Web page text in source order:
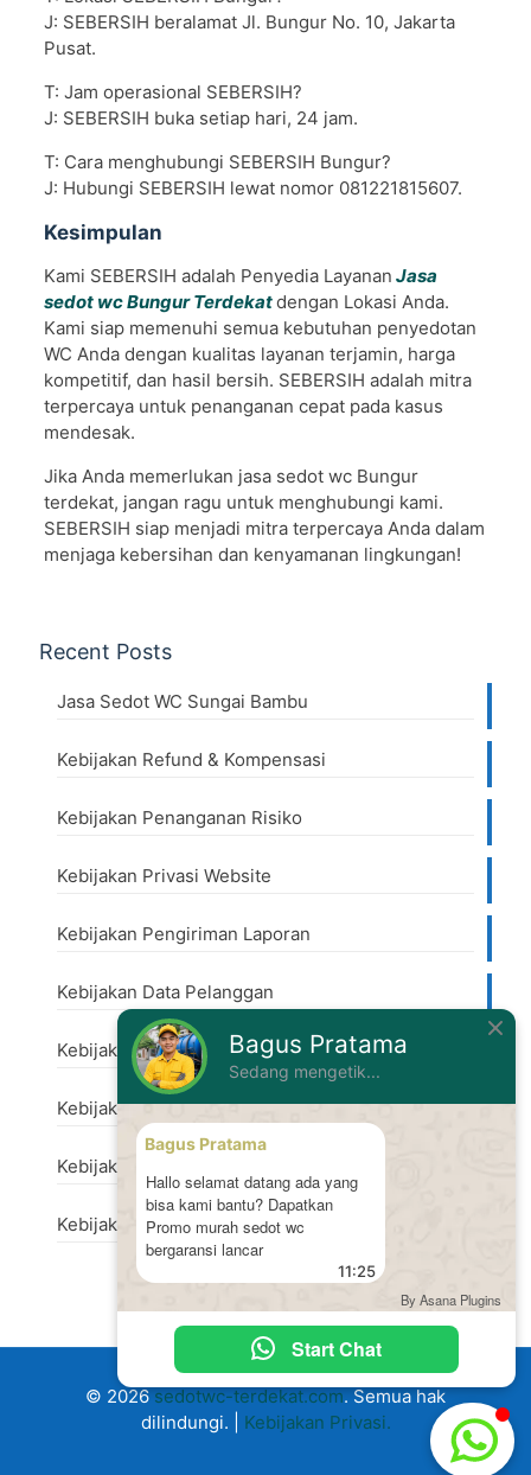
J: SEBERSIH beralamat Jl. Bungur No. 10, Jakarta
Pusat.
T: Jam operasional SEBERSIH?
J: SEBERSIH buka setiap hari, 24 jam.
T: Cara menghubungi SEBERSIH Bungur?
J: Hubungi SEBERSIH lewat nomor 081221815607.
Kesimpulan
Kami SEBERSIH adalah Penyedia Layanan Jasa
sedot wc Bungur Terdekatdengan Lokasi Anda.
Kami siap memenuhi semua kebutuhan penyedotan
WC Anda dengan kualitas layanan terjamin, harga
kompetitif, dan hasil bersih. SEBERSIH adalah mitra
terpercaya untuk penanganan cepat pada kasus
mendesak.
Jika Anda memerlukan jasa sedot wc Bungur
terdekat, jangan ragu untuk menghubungi kami.
SEBERSIH siap menjadi mitra terpercaya Anda dalam
menjaga kebersihan dan kenyamanan lingkungan!
Recent Posts
Jasa Sedot WC Sungai Bambu
Kebijakan Refund & Kompensasi
Kebijakan Penanganan Risiko
Kebijakan Privasi Website
Kebijakan Pengiriman Laporan
Kebijakan Data Pelanggan
Kebijakan Perubahan Harga
Kebijakan Penanganan Keluhan
Kebijakan Keamanan
Kebijakan Perlindungan Lingkungan
© 2026sedotwc-terdekat.com. Semua hak
dilindungi. | Kebijakan Privasi.
Bagus Pratama
Sedang mengetik...
Bagus Pratama
Hallo selamat datang ada yang
bisa kami bantu? Dapatkan
Promo murah sedot wc
bergaransi lancar
11:25
By Asana Plugins
Start Chat